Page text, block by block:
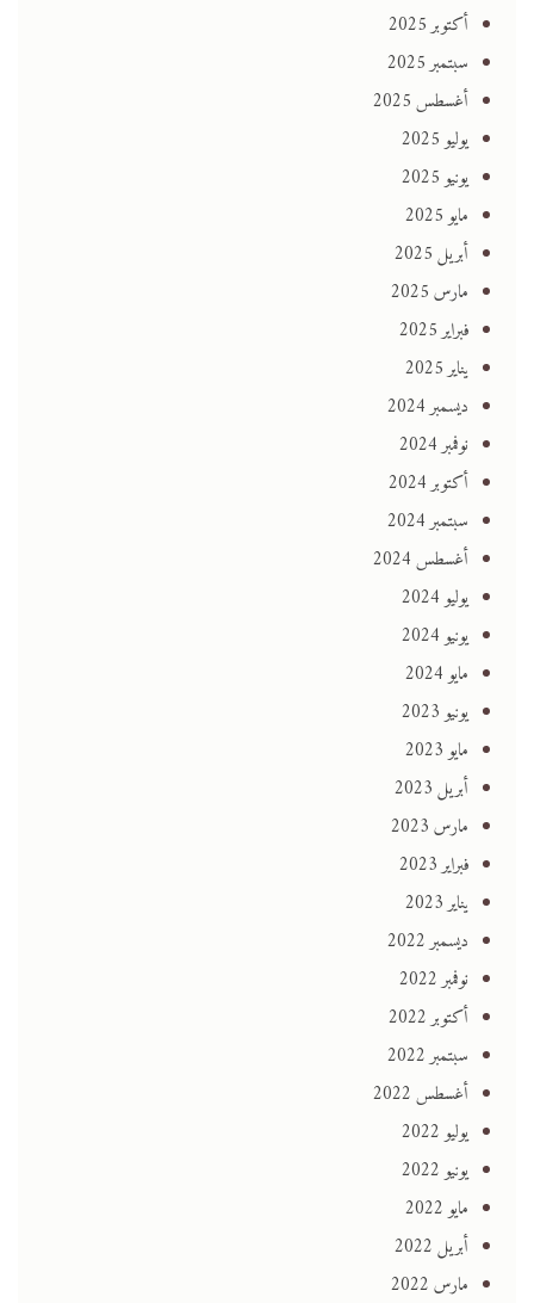
أكتوبر 2025
سبتمبر 2025
أغسطس 2025
يوليو 2025
يونيو 2025
مايو 2025
أبريل 2025
مارس 2025
فبراير 2025
يناير 2025
ديسمبر 2024
نوفمبر 2024
أكتوبر 2024
سبتمبر 2024
أغسطس 2024
يوليو 2024
يونيو 2024
مايو 2024
يونيو 2023
مايو 2023
أبريل 2023
مارس 2023
فبراير 2023
يناير 2023
ديسمبر 2022
نوفمبر 2022
أكتوبر 2022
سبتمبر 2022
أغسطس 2022
يوليو 2022
يونيو 2022
مايو 2022
أبريل 2022
مارس 2022